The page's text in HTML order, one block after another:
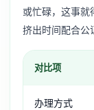
或忙碌，这事就
挤出时间配合公
对比项
办理方式